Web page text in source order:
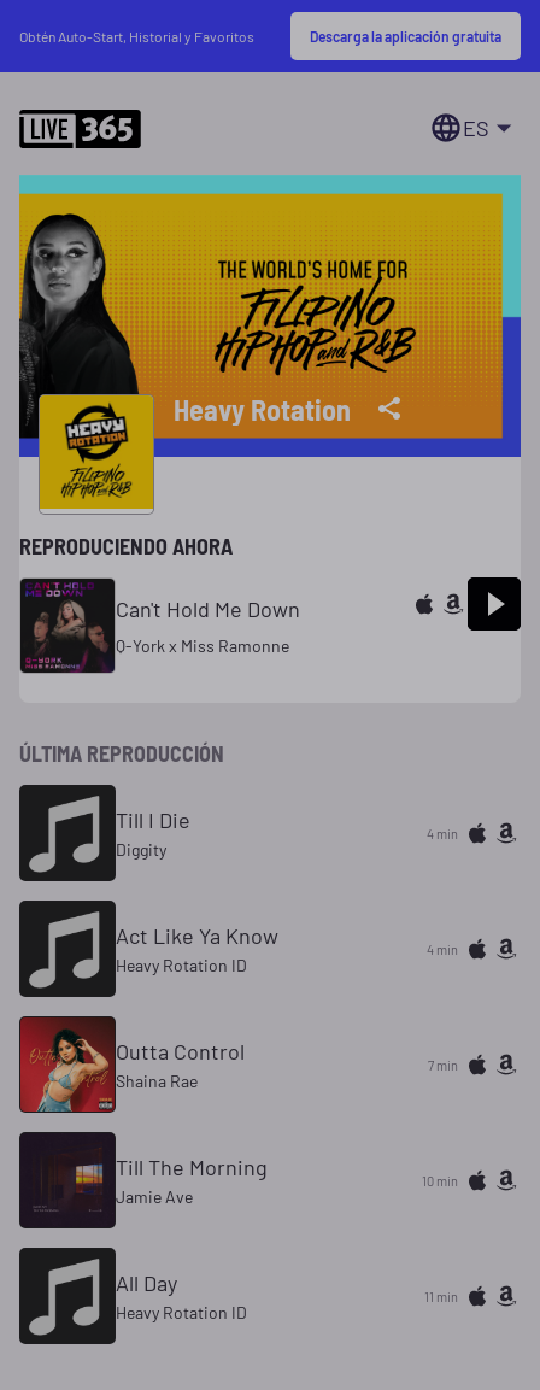
Obtén Auto-Start, Historial y Favoritos Descarga la aplicación gratuita
ES
Heavy Rotation
REPRODUCIENDO AHORA
Can't Hold Me Down
Q-York x Miss Ramonne
ÚLTIMA REPRODUCCIÓN
Till I Die
Diggity
4 min
Act Like Ya Know
Heavy Rotation ID
4 min
Outta Control
Shaina Rae
7 min
Till The Morning
Jamie Ave
10 min
All Day
Heavy Rotation ID
11 min